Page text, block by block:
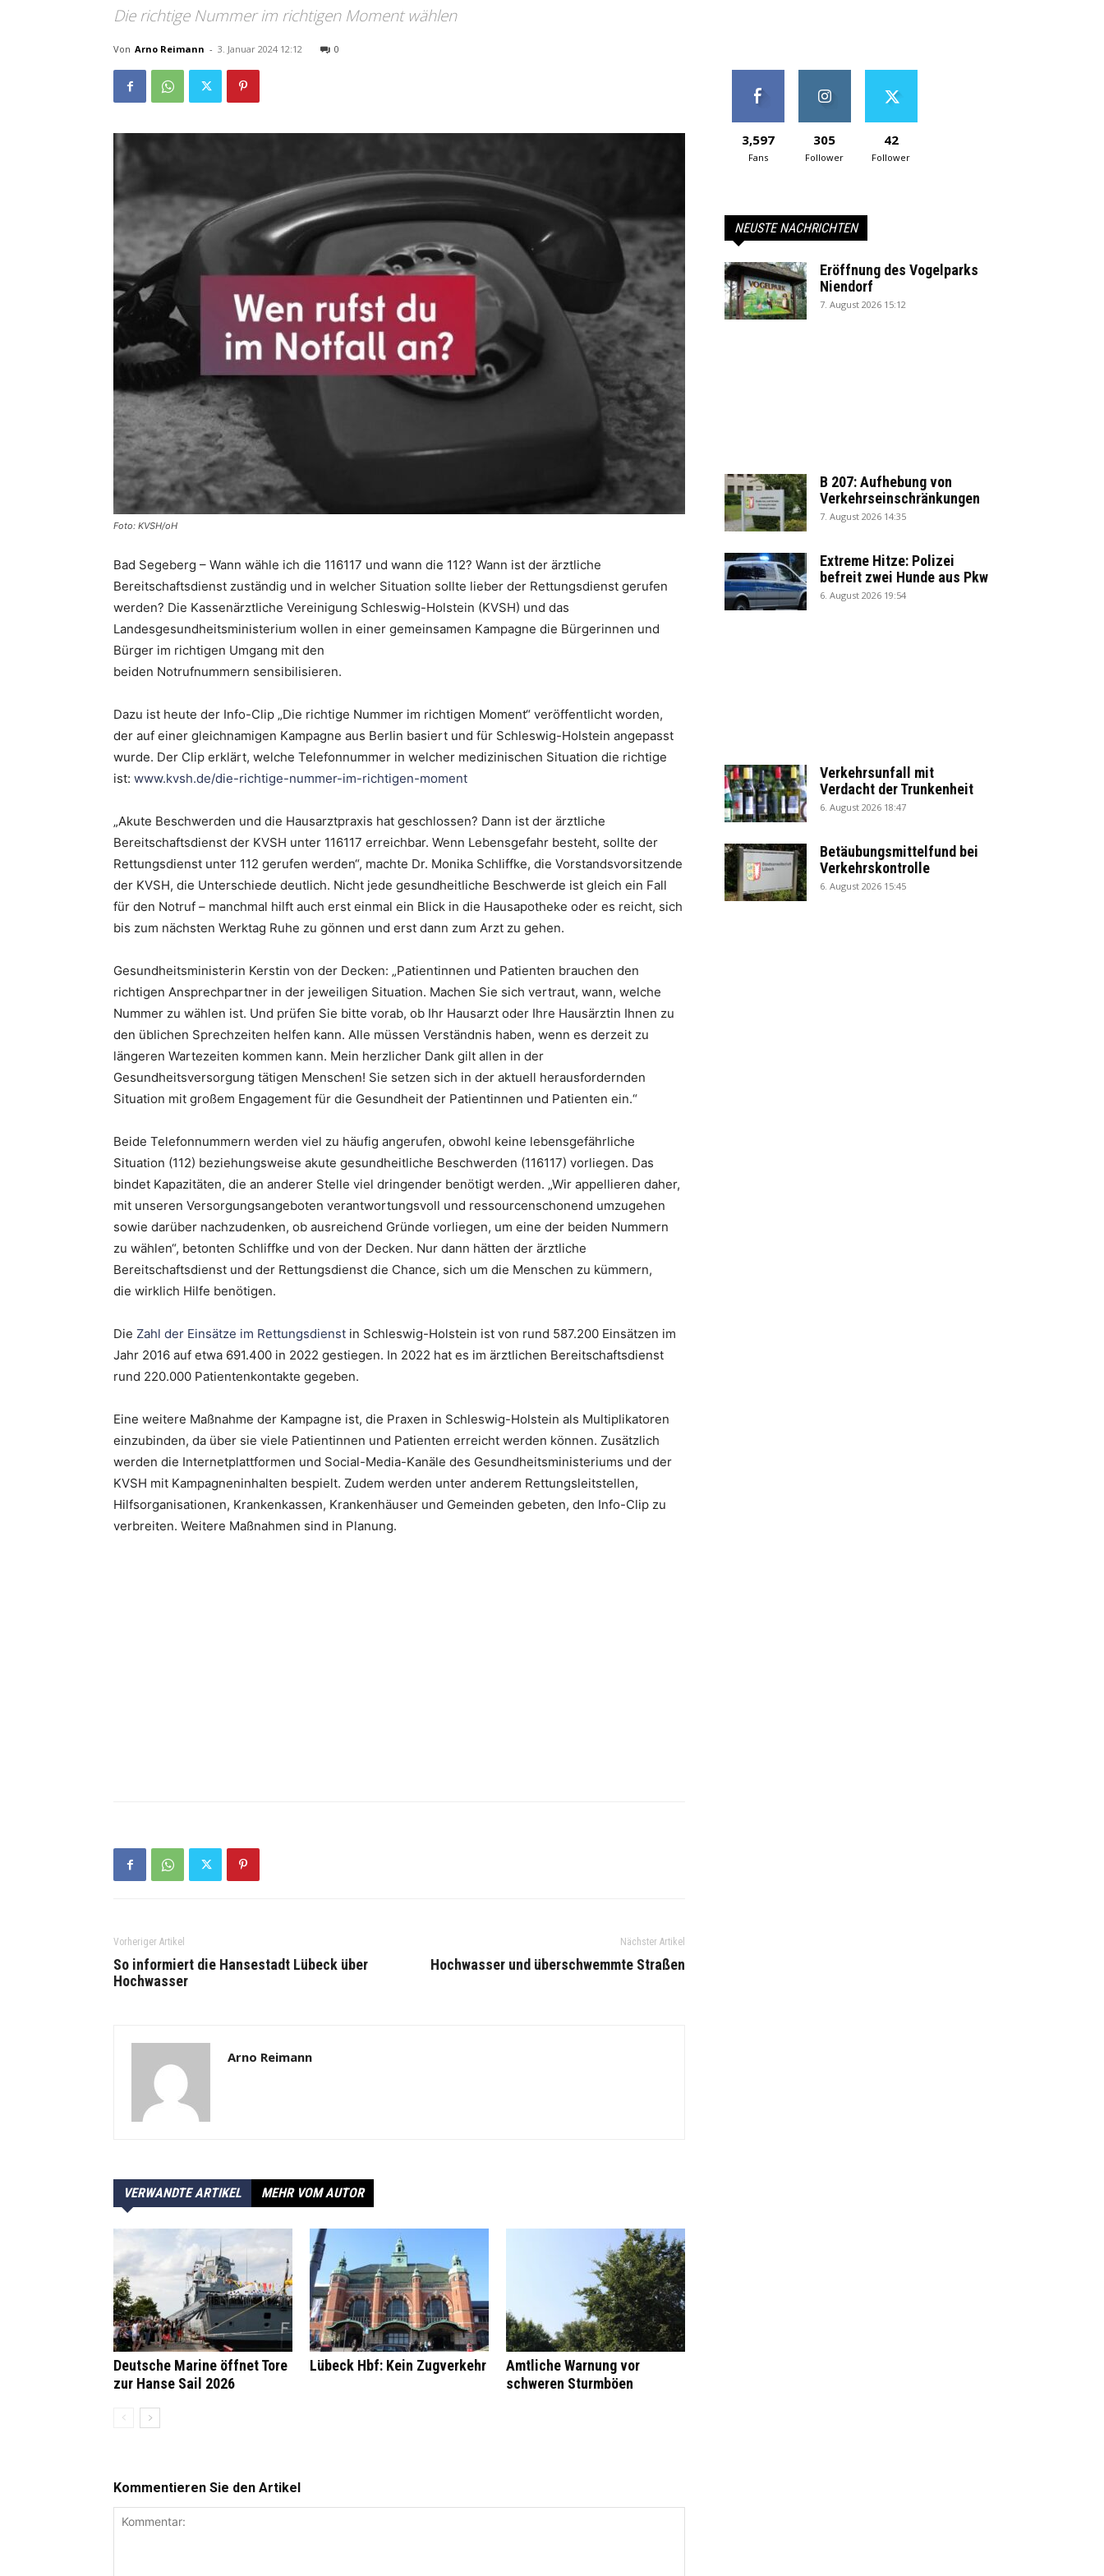
Die richtige Nummer im richtigen Moment wählen
Von Arno Reimann - 3. Januar 2024 12:12 0
Foto: KVSH/oH
Bad Segeberg – Wann wähle ich die 116117 und wann die 112? Wann ist der ärztliche
Bereitschaftsdienst zuständig und in welcher Situation sollte lieber der Rettungsdienst gerufen
werden? Die Kassenärztliche Vereinigung Schleswig-Holstein (KVSH) und das
Landesgesundheitsministerium wollen in einer gemeinsamen Kampagne die Bürgerinnen und
Bürger im richtigen Umgang mit den
beiden Notrufnummern sensibilisieren.
Dazu ist heute der Info-Clip „Die richtige Nummer im richtigen Moment“ veröffentlicht worden,
der auf einer gleichnamigen Kampagne aus Berlin basiert und für Schleswig-Holstein angepasst
wurde. Der Clip erklärt, welche Telefonnummer in welcher medizinischen Situation die richtige
ist: www.kvsh.de/die-richtige-nummer-im-richtigen-moment
„Akute Beschwerden und die Hausarztpraxis hat geschlossen? Dann ist der ärztliche
Bereitschaftsdienst der KVSH unter 116117 erreichbar. Wenn Lebensgefahr besteht, sollte der
Rettungsdienst unter 112 gerufen werden“, machte Dr. Monika Schliffke, die Vorstandsvorsitzende
der KVSH, die Unterschiede deutlich. Nicht jede gesundheitliche Beschwerde ist gleich ein Fall
für den Notruf – manchmal hilft auch erst einmal ein Blick in die Hausapotheke oder es reicht, sich
bis zum nächsten Werktag Ruhe zu gönnen und erst dann zum Arzt zu gehen.
Gesundheitsministerin Kerstin von der Decken: „Patientinnen und Patienten brauchen den
richtigen Ansprechpartner in der jeweiligen Situation. Machen Sie sich vertraut, wann, welche
Nummer zu wählen ist. Und prüfen Sie bitte vorab, ob Ihr Hausarzt oder Ihre Hausärztin Ihnen zu
den üblichen Sprechzeiten helfen kann. Alle müssen Verständnis haben, wenn es derzeit zu
längeren Wartezeiten kommen kann. Mein herzlicher Dank gilt allen in der
Gesundheitsversorgung tätigen Menschen! Sie setzen sich in der aktuell herausfordernden
Situation mit großem Engagement für die Gesundheit der Patientinnen und Patienten ein.“
Beide Telefonnummern werden viel zu häufig angerufen, obwohl keine lebensgefährliche
Situation (112) beziehungsweise akute gesundheitliche Beschwerden (116117) vorliegen. Das
bindet Kapazitäten, die an anderer Stelle viel dringender benötigt werden. „Wir appellieren daher,
mit unseren Versorgungsangeboten verantwortungsvoll und ressourcenschonend umzugehen
sowie darüber nachzudenken, ob ausreichend Gründe vorliegen, um eine der beiden Nummern
zu wählen“, betonten Schliffke und von der Decken. Nur dann hätten der ärztliche
Bereitschaftsdienst und der Rettungsdienst die Chance, sich um die Menschen zu kümmern,
die wirklich Hilfe benötigen.
Die Zahl der Einsätze im Rettungsdienst in Schleswig-Holstein ist von rund 587.200 Einsätzen im
Jahr 2016 auf etwa 691.400 in 2022 gestiegen. In 2022 hat es im ärztlichen Bereitschaftsdienst
rund 220.000 Patientenkontakte gegeben.
Eine weitere Maßnahme der Kampagne ist, die Praxen in Schleswig-Holstein als Multiplikatoren
einzubinden, da über sie viele Patientinnen und Patienten erreicht werden können. Zusätzlich
werden die Internetplattformen und Social-Media-Kanäle des Gesundheitsministeriums und der
KVSH mit Kampagneninhalten bespielt. Zudem werden unter anderem Rettungsleitstellen,
Hilfsorganisationen, Krankenkassen, Krankenhäuser und Gemeinden gebeten, den Info-Clip zu
verbreiten. Weitere Maßnahmen sind in Planung.
Vorheriger Artikel
So informiert die Hansestadt Lübeck über
Hochwasser
Nächster Artikel
Hochwasser und überschwemmte Straßen
Arno Reimann
VERWANDTE ARTIKEL MEHR VOM AUTOR
Deutsche Marine öffnet Tore
zur Hanse Sail 2026
Lübeck Hbf: Kein Zugverkehr
Amtliche Warnung vor
schweren Sturmböen
Kommentieren Sie den Artikel
3,597
Fans
305
Follower
42
Follower
NEUSTE NACHRICHTEN
Eröffnung des Vogelparks
Niendorf
7. August 2026 15:12
B 207: Aufhebung von
Verkehrseinschränkungen
7. August 2026 14:35
Extreme Hitze: Polizei
befreit zwei Hunde aus Pkw
6. August 2026 19:54
Verkehrsunfall mit
Verdacht der Trunkenheit
6. August 2026 18:47
Betäubungsmittelfund bei
Verkehrskontrolle
6. August 2026 15:45